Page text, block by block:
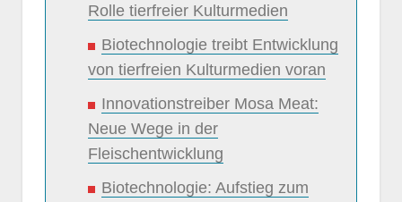
Rolle tierfreier Kulturmedien
Biotechnologie treibt Entwicklung
von tierfreien Kulturmedien voran
Innovationstreiber Mosa Meat:
Neue Wege in der
Fleischentwicklung
Biotechnologie: Aufstieg zum